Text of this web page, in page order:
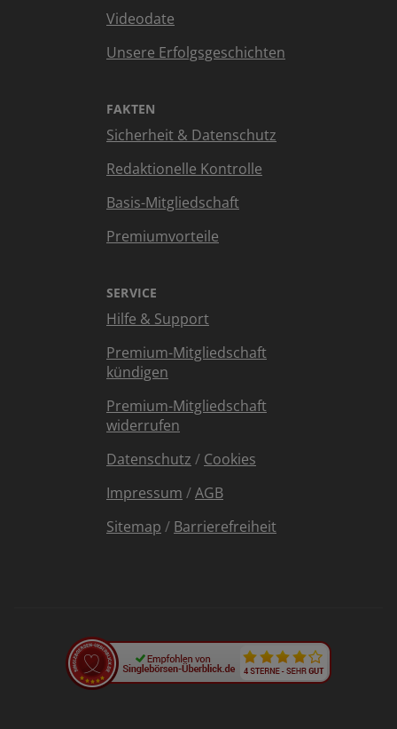
Videodate
Unsere Erfolgsgeschichten
FAKTEN
Sicherheit & Datenschutz
Redaktionelle Kontrolle
Basis-Mitgliedschaft
Premiumvorteile
SERVICE
Hilfe & Support
Premium-Mitgliedschaft
kündigen
Premium-Mitgliedschaft
widerrufen
Datenschutz / Cookies
Impressum /AGB
Sitemap / Barrierefreiheit